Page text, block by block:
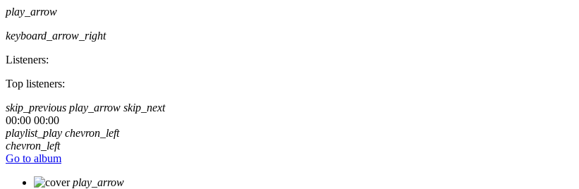
play_arrow
keyboard_arrow_right
Listeners:
Top listeners:
skip_previous play_arrow skip_next
00:00 00:00
playlist_play chevron_left
chevron_left
Go to album
play_arrow